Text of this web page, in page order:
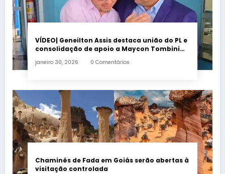
VÍDEO| Geneilton Assis destaca união do PL e
consolidação de apoio a Maycon Tombini
janeiro 30, 2026 0 Comentários
Chaminés de Fada em Goiás serão abertas à
visitação controlada